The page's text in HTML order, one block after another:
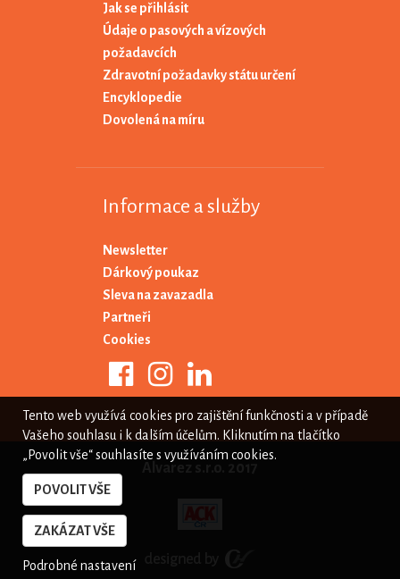
Tento web využívá cookies pro zajištění funkčnosti a v případě
Vašeho souhlasu i k dalším účelům. Kliknutím na tlačítko
„Povolit vše“ souhlasíte s využíváním cookies.
POVOLIT VŠE
ZAKÁZAT VŠE
Podrobné nastavení
Jak se přihlásit
Údaje o pasových a vízových
požadavcích
Zdravotní požadavky státu určení
Encyklopedie
Dovolená na míru
Informace a služby
Newsletter
Dárkový poukaz
Sleva na zavazadla
Partneři
Cookies